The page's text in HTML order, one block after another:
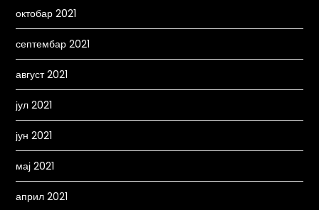
октобар 2021
септембар 2021
август 2021
јул 2021
јун 2021
мај 2021
април 2021